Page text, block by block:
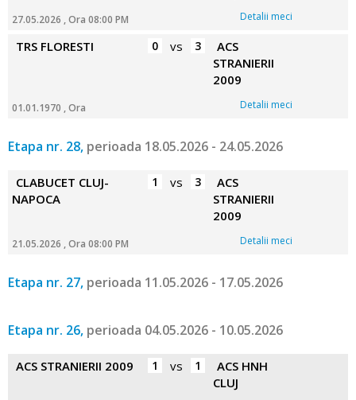
27.05.2026 , Ora 08:00 PM Detalii meci
TRS FLORESTI 0 vs 3
ACS
STRANIERII
2009
01.01.1970 , Ora Detalii meci
Etapa nr. 28, perioada 18.05.2026 - 24.05.2026
CLABUCET CLUJ-
NAPOCA
1 vs 3
ACS
STRANIERII
2009
21.05.2026 , Ora 08:00 PM Detalii meci
Etapa nr. 27, perioada 11.05.2026 - 17.05.2026
Etapa nr. 26, perioada 04.05.2026 - 10.05.2026
ACS STRANIERII 2009 1 vs 1
ACS HNH
CLUJ